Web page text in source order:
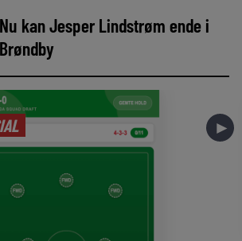
Nu kan Jesper Lindstrøm ende i
Brøndby
►